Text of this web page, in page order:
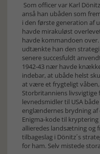
Som officer var Karl
anså han ubåden som
i den første generation af
havde mirakuløst
havde kommandoen
udtænkte han den
senere succesfuldt
1942-43 nær havde
indebar, at ubåde helst
at være et frygteligt
Storbritanniens livsvigtige
levnedsmidler til USA
englændernes brydning
Enigma-kode til
allieredes landsætning og
tilbageslag i Dönitz´s
for ham. Selv mistede